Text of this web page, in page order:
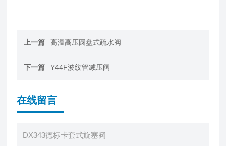
上一篇 高温高压圆盘式疏水阀
下一篇 Y44F波纹管减压阀
在线留言